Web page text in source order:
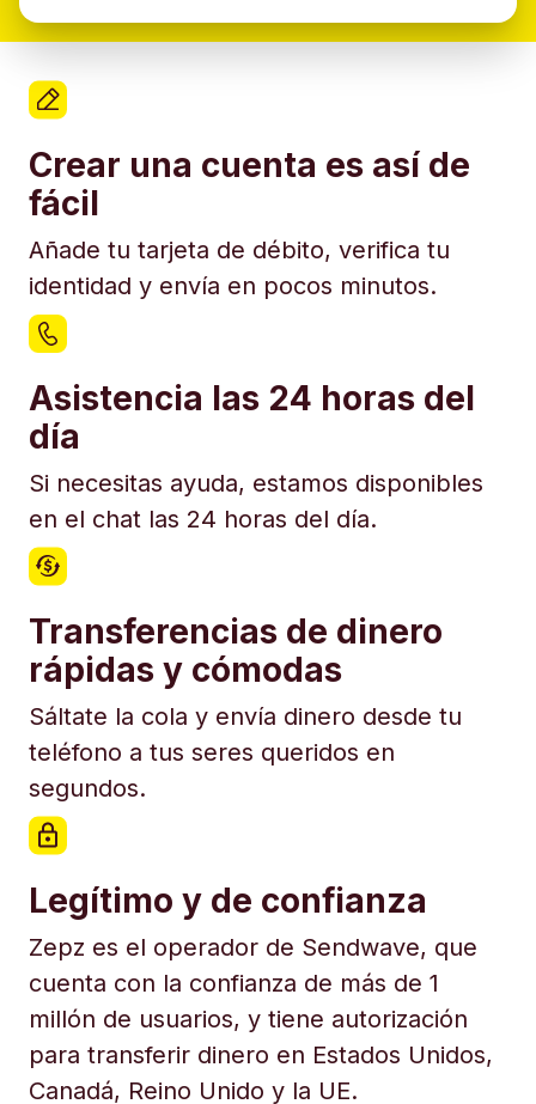
Crear una cuenta es así de
fácil
Añade tu tarjeta de débito, verifica tu
identidad y envía en pocos minutos.
Asistencia las 24 horas del
día
Si necesitas ayuda, estamos disponibles
en el chat las 24 horas del día.
Transferencias de dinero
rápidas y cómodas
Sáltate la cola y envía dinero desde tu
teléfono a tus seres queridos en
segundos.
Legítimo y de confianza
Zepz es el operador de Sendwave, que
cuenta con la confianza de más de 1
millón de usuarios, y tiene autorización
para transferir dinero en Estados Unidos,
Canadá, Reino Unido y la UE.